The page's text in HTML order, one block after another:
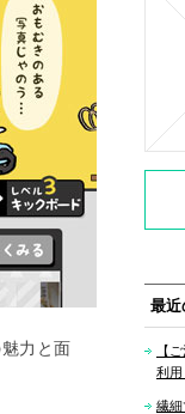
力と面
最近
【
利用
繊細